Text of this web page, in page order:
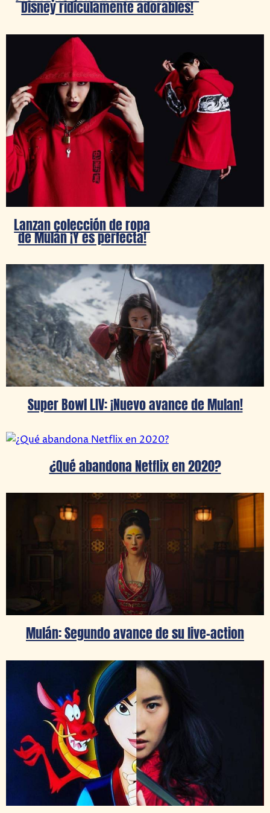
Disney ridículamente adorables!
Lanzan colección de ropa
de Mulán ¡Y es perfecta!
Super Bowl LIV: ¡Nuevo avance de Mulan!
¿Qué abandona Netflix en 2020?
Mulán: Segundo avance de su live-action